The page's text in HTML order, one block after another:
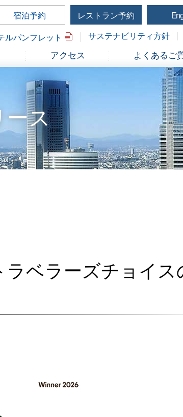
宿泊予約 レストラン予約
ルパンフレット サステナビリティ方針
アクセス よくあるご
ース
ベラーズチョイス